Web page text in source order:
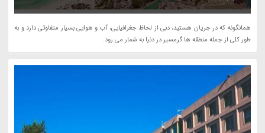
همانگونه که در جریان هستید، دبی از لحاظ جغرافیایی، آب و هوایی بسیار متفاوتی دارد و به
طور کلی از جمله منطقه ها گرمسیر در دنیا به شمار می رود.